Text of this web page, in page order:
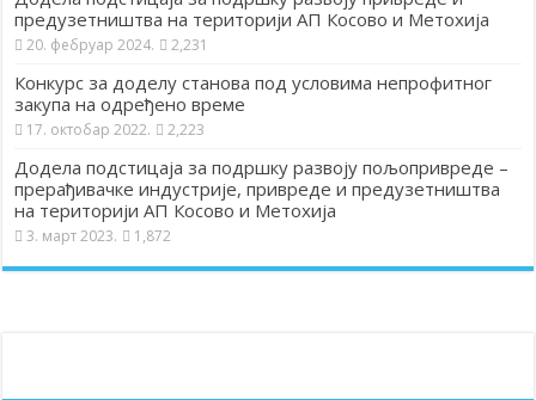
предузетништва на територији АП Косово и Метохија
20. фебруар 2024. 2,231
Конкурс за доделу станова под условима непрофитног
закупа на одређено време
17. октобар 2022. 2,223
Додела подстицаја за подршку развоју пољопривреде –
прерађивачке индустрије, привреде и предузетништва
на територији АП Косово и Метохија
3. март 2023. 1,872